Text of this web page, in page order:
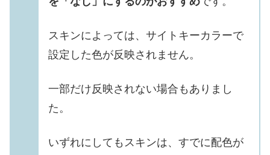
スキンによっては、サイトキーカラーで
設定した色が反映されません。
一部だけ反映されない場合もありまし
た。
いずれにしてもスキンは、すでに配色が